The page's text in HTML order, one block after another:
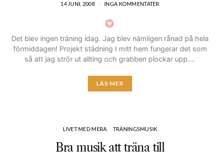
14 JUNI, 2008 INGA KOMMENTATER
Det blev ingen träning idag. Jag blev nämligen rånad på hela
förmiddagen! Projekt städning I mitt hem fungerar det som
så att jag strör ut allting och grabben plockar upp.…
LÄS MER
LIVET MED MERA TRÄNINGSMUSIK
Bra musik att träna till